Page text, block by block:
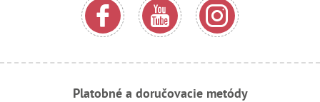
Platobné a doručovacie metódy